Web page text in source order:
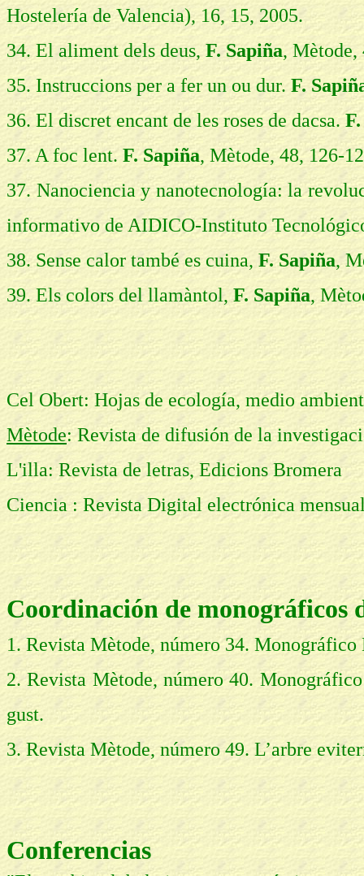
Hostelería de Valencia), 16, 15, 2005.
34. El aliment dels deus, F. Sapiña, Mètode,
35. Instruccions per a fer un ou dur. F.
36. El discret encant de les roses de dacsa.
37. A foc lent. F. Sapiña, Mètode, 48, 126-
37. Nanociencia y nanotecnología: la
informativo de AIDICO-Instituto
38. Sense calor també es cuina, F. Sapiña,
39. Els colors del llamàntol, F. Sapiña,
Cel Obert: Hojas de ecología, medio
Mètode: Revista de difusión de la
L'illa: Revista de letras, Edicions Bromera
Ciencia : Revista Digital electrónica
Coordinación de monográficos
1. Revista Mètode, número 34.
2. Revista Mètode, número 40.
gust.
3. Revista Mètode, número 49. L’arbre
Conferencias